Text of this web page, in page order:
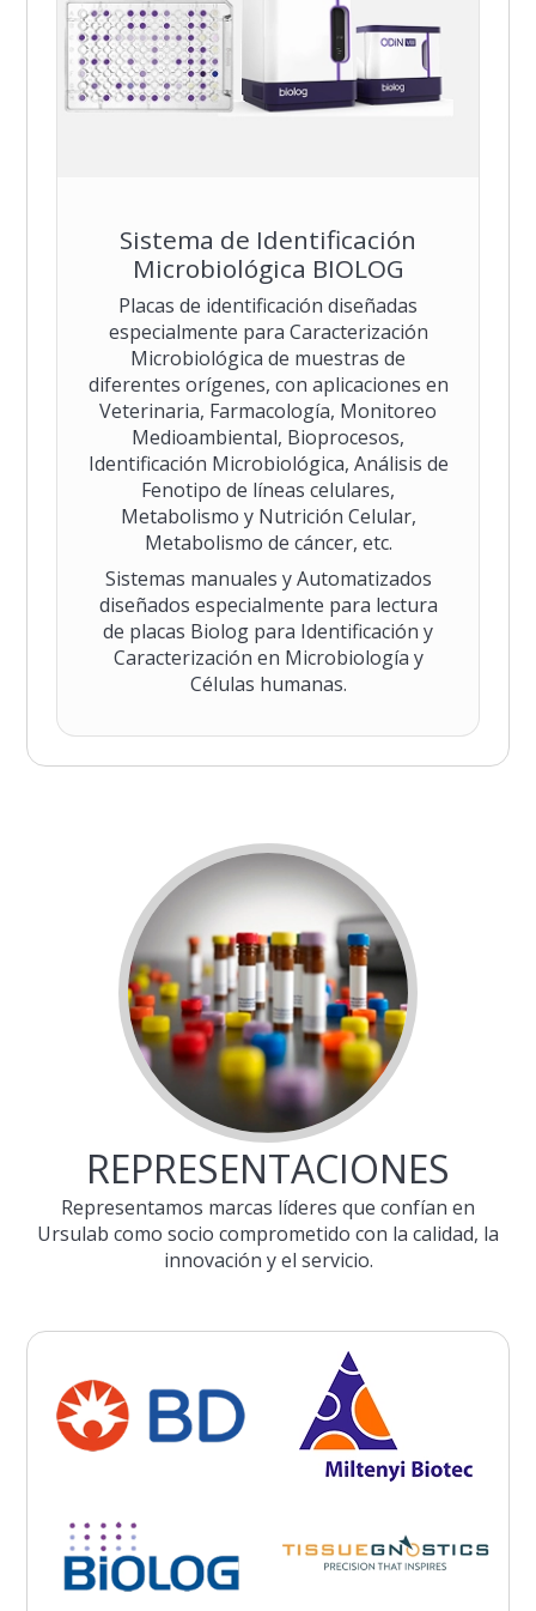
Sistema de Identificación
Microbiológica BIOLOG
Placas de identificación diseñadas
especialmente para Caracterización
Microbiológica de muestras de
diferentes orígenes, con aplicaciones en
Veterinaria, Farmacología, Monitoreo
Medioambiental, Bioprocesos,
Identificación Microbiológica, Análisis de
Fenotipo de líneas celulares,
Metabolismo y Nutrición Celular,
Metabolismo de cáncer, etc.
Sistemas manuales y Automatizados
diseñados especialmente para lectura
de placas Biolog para Identificación y
Caracterización en Microbiología y
Células humanas.
REPRESENTACIONES
Representamos marcas líderes que confían en
Ursulab como socio comprometido con la calidad, la
innovación y el servicio.